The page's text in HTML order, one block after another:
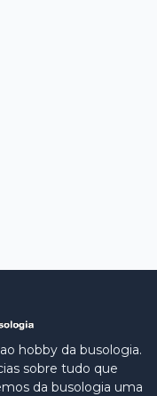
hobby da busologia.
sobre tudo que
da busologia uma